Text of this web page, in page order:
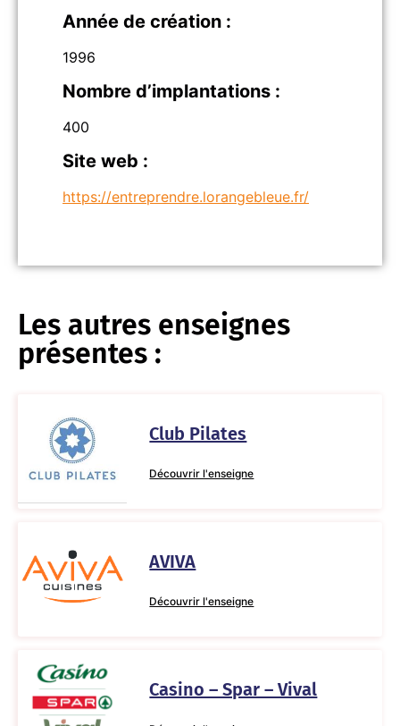
Année de création :
1996
Nombre d’implantations :
400
Site web :
https://entreprendre.lorangebleue.fr/
Les autres enseignes
présentes :
Club Pilates
Découvrir l'enseigne
AVIVA
Découvrir l'enseigne
Casino – Spar – Vival